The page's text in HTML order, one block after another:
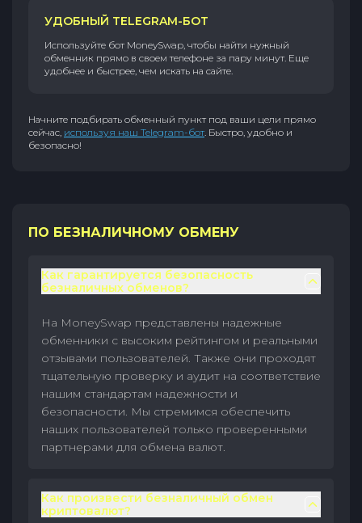
УДОБНЫЙ TELEGRAM-БОТ
Используйте бот MoneySwap, чтобы найти нужный
обменник прямо в своем телефоне за пару минут. Еще
удобнее и быстрее, чем искать на сайте.
Начните подбирать обменный пункт под ваши цели прямо
сейчас, используя наш Telegram-бот. Быстро, удобно и
безопасно!
ПО БЕЗНАЛИЧНОМУ ОБМЕНУ
Как гарантируется безопасность
безналичных обменов?
На MoneySwap представлены надежные
обменники с высоким рейтингом и реальными
отзывами пользователей. Также они проходят
тщательную проверку и аудит на соответствие
нашим стандартам надежности и
безопасности. Мы стремимся обеспечить
наших пользователей только проверенными
партнерами для обмена валют.
Как произвести безналичный обмен
криптовалют?